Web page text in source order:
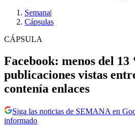
Semana|
Cápsulas
CÁPSULA
Facebook: menos del 13
publicaciones vistas
contenía enlaces
Siga las noticias de SEMANA en
informado